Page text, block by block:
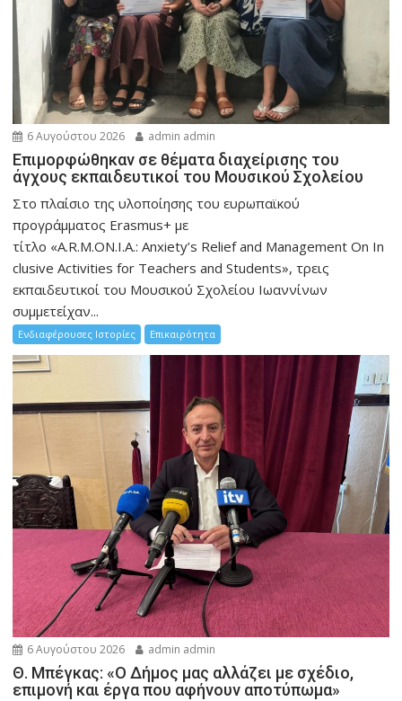
6 Αυγούστου 2026 admin admin
Eπιμορφώθηκαν σε θέματα διαχείρισης του
άγχους εκπαιδευτικοί του Μουσικού Σχολείου
Στο πλαίσιο της υλοποίησης του ευρωπαϊκού
προγράμματος Erasmus+ με
τίτλο «A.R.M.ON.I.A.: Anxiety’s Relief and Management On In
clusive Activities for Teachers and Students», τρεις
εκπαιδευτικοί του Μουσικού Σχολείου Ιωαννίνων
συμμετείχαν...
Ενδιαφέρουσες Ιστορίες Επικαιρότητα
6 Αυγούστου 2026 admin admin
Θ. Μπέγκας: «Ο Δήμος μας αλλάζει με σχέδιο,
επιμονή και έργα που αφήνουν αποτύπωμα»